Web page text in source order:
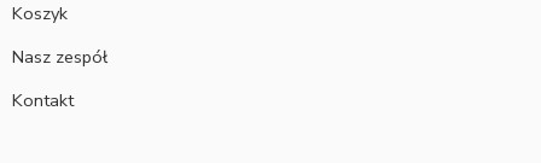
Koszyk
Nasz zespół
Kontakt